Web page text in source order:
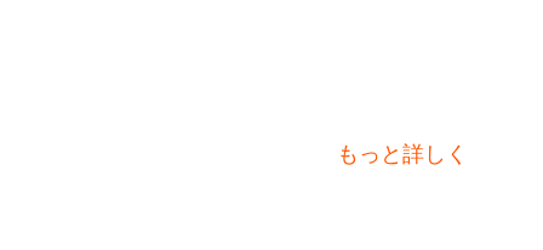
もっと詳しく